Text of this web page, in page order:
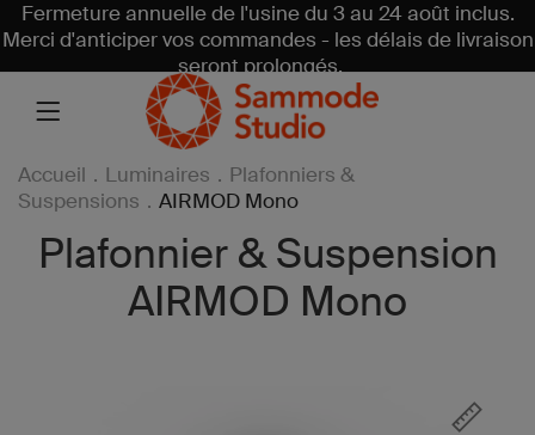
Fermeture annuelle de l'usine du 3 au 24 août inclus.
Merci d'anticiper vos commandes - les délais de livraison
seront prolongés.
Accueil . Luminaires . Plafonniers &
Suspensions . AIRMOD Mono
Plafonnier & Suspension
AIRMOD Mono